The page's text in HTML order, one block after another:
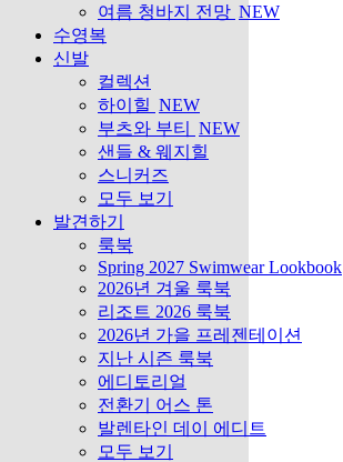
여름 청바지 전망 NEW
수영복
신발
컬렉션
하이힐 NEW
부츠와 부티
NEW
샌들 & 웨지힐
스니커즈
모두 보기
발견하기
룩북
Spring 2027 Swimwear Lookbook
2026년 겨울 룩북
리조트 2026 룩북
2026년 가을 프레젠테이션
지난 시즌 룩북
에디토리얼
전환기 어스 톤
발렌타인 데이 에디트
모두 보기